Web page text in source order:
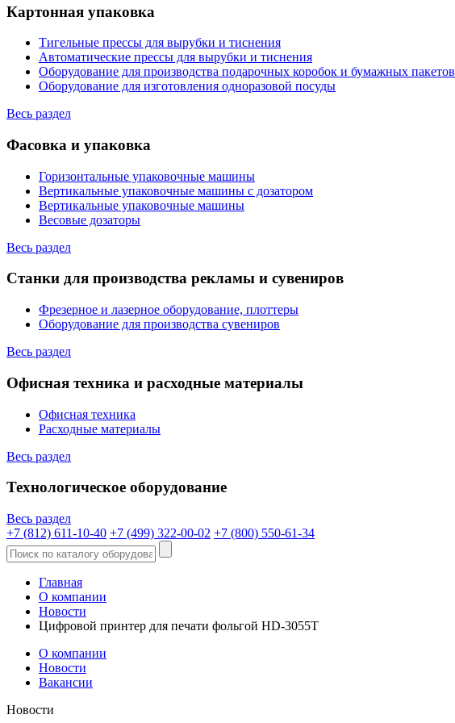
Картонная упаковка
Тигельные прессы для вырубки и тиснения
Автоматические прессы для вырубки и тиснения
Оборудование для производства подарочных коробок и бумажных пакетов
Оборудование для изготовления одноразовой посуды
Весь раздел
Фасовка и упаковка
Горизонтальные упаковочные машины
Вертикальные упаковочные машины с дозатором
Вертикальные упаковочные машины
Весовые дозаторы
Весь раздел
Станки для производства рекламы и сувениров
Фрезерное и лазерное оборудование, плоттеры
Оборудование для производства сувениров
Весь раздел
Офисная техника и расходные материалы
Офисная техника
Расходные материалы
Весь раздел
Технологическое оборудование
Весь раздел
+7 (812) 611-10-40 +7 (499) 322-00-02 +7 (800) 550-61-34
Главная
О компании
Новости
Цифровой принтер для печати фольгой HD-3055T
О компании
Новости
Вакансии
Новости